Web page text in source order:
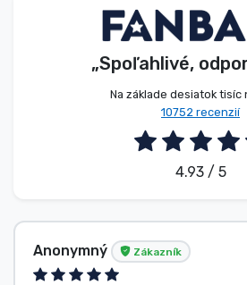
„Spoľahlivé,
Na základe desiatok tisíc
10752 recenzií
4.93 / 5
Anonymný Zákazník